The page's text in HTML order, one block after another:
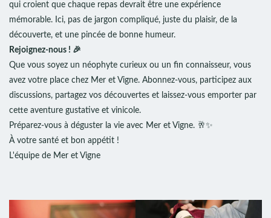
qui croient que chaque repas devrait être une expérience
mémorable. Ici, pas de jargon compliqué, juste du plaisir, de la
découverte, et une pincée de bonne humeur.
Rejoignez-nous ! 🎉
Que vous soyez un néophyte curieux ou un fin connaisseur, vous
avez votre place chez Mer et Vigne. Abonnez-vous, participez aux
discussions, partagez vos découvertes et laissez-vous emporter par
cette aventure gustative et vinicole.
Préparez-vous à déguster la vie avec Mer et Vigne. 🥂✨
À votre santé et bon appétit !
L'équipe de Mer et Vigne